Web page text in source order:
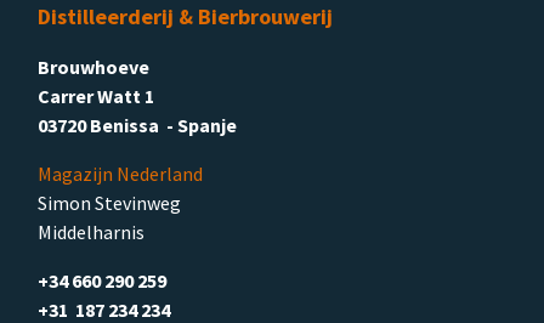
Distilleerderij & Bierbrouwerij
Brouwhoeve
Carrer Watt 1
03720 Benissa - Spanje
Magazijn Nederland
Simon Stevinweg
Middelharnis
+34 660 290 259
+31 187 234 234